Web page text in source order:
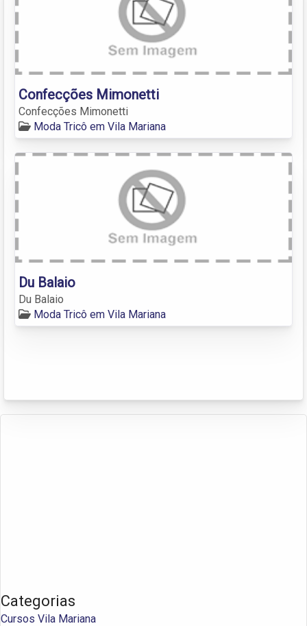
Confecções Mimonetti
Confecções Mimonetti
Moda Tricô em Vila Mariana
Du Balaio
Du Balaio
Moda Tricô em Vila Mariana
Categorias
Cursos Vila Mariana